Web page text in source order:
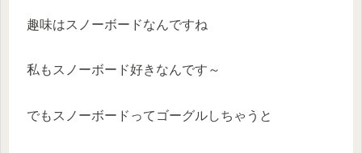
趣味はスノーボードなんですね
私もスノーボード好きなんです～
でもスノーボードってゴーグルしちゃうと